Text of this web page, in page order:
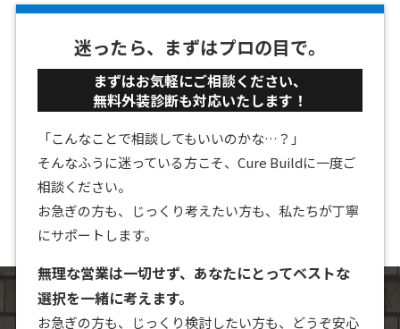
迷ったら、まずはプロの目で。
まずはお気軽にご相談ください、
無料外装診断も対応いたします！
「こんなことで相談してもいいのかな…？」
そんなふうに迷っている方こそ、Cure Buildに一度ご
相談ください。
お急ぎの方も、じっくり考えたい方も、私たちが丁寧
にサポートします。
無理な営業は一切せず、あなたにとってベストな
選択を一緒に考えます。
お急ぎの方も、じっくり検討したい方も、どうぞ安心